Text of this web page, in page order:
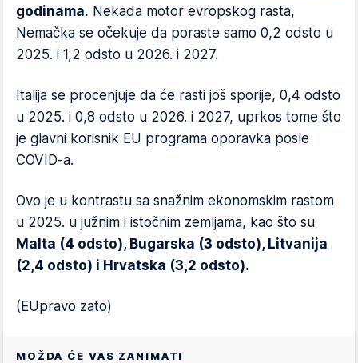
godinama. Nekada motor evropskog rasta,
Nemačka se očekuje da poraste samo 0,2 odsto u
2025. i 1,2 odsto u 2026. i 2027.
Italija se procenjuje da će rasti još sporije, 0,4 odsto
u 2025. i 0,8 odsto u 2026. i 2027, uprkos tome što
je glavni korisnik EU programa oporavka posle
COVID-a.
Ovo je u kontrastu sa snažnim ekonomskim rastom
u 2025. u južnim i istočnim zemljama, kao što su
Malta (4 odsto), Bugarska (3 odsto), Litvanija
(2,4 odsto) i Hrvatska (3,2 odsto).
(EUpravo zato)
MOŽDA ĆE VAS ZANIMATI